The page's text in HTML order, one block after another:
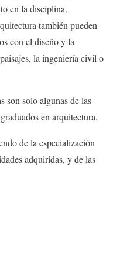
en la disciplina.
también pueden
con el diseño y la
la ingeniería civil o
son solo algunas de las
en arquitectura.
de la especialización
adquiridas, y de las